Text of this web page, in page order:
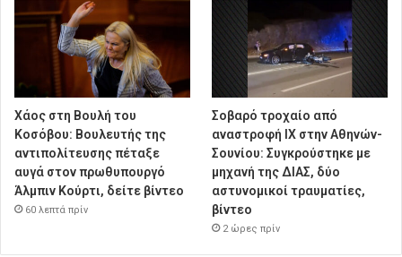
Χάος στη Βουλή του
Κοσόβου: Βουλευτής της
αντιπολίτευσης πέταξε
αυγά στον πρωθυπουργό
Άλμπιν Κούρτι, δείτε βίντεο
60 λεπτά πρίν
Σοβαρό τροχαίο από
αναστροφή ΙΧ στην Αθηνών-
Σουνίου: Συγκρούστηκε με
μηχανή της ΔΙΑΣ, δύο
αστυνομικοί τραυματίες,
βίντεο
2 ώρες πρίν